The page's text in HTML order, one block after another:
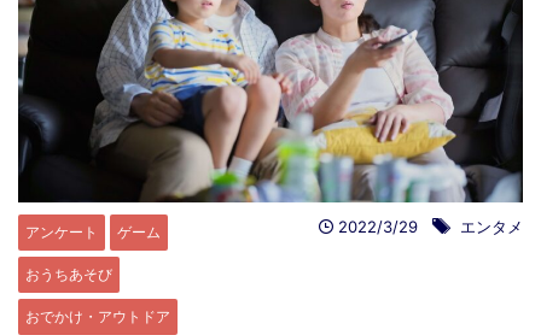
アンケート ゲーム
おうちあそび
おでかけ・アウトドア
2022/3/29 エンタメ